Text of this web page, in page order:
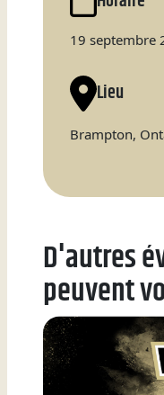
Natation
Badminton
Football
19 septembre
Lieu
Brampton,
D'autres
peuvent